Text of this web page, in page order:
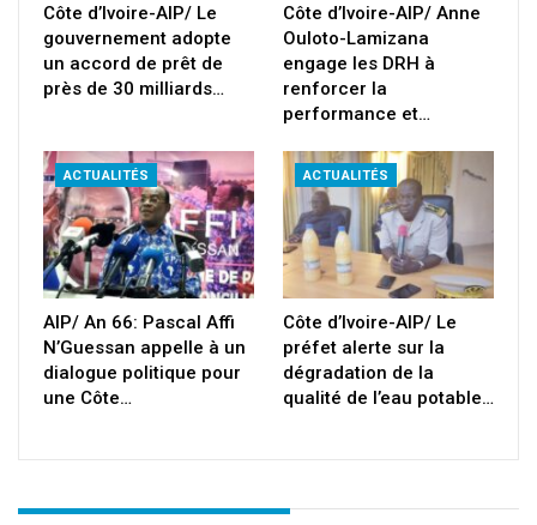
Côte d’Ivoire-AIP/ Le
gouvernement adopte
un accord de prêt de
près de 30 milliards…
Côte d’Ivoire-AIP/ Anne
Ouloto-Lamizana
engage les DRH à
renforcer la
performance et…
ACTUALITÉS
AIP/ An 66: Pascal Affi
N’Guessan appelle à un
dialogue politique pour
une Côte…
ACTUALITÉS
Côte d’Ivoire-AIP/ Le
préfet alerte sur la
dégradation de la
qualité de l’eau potable…